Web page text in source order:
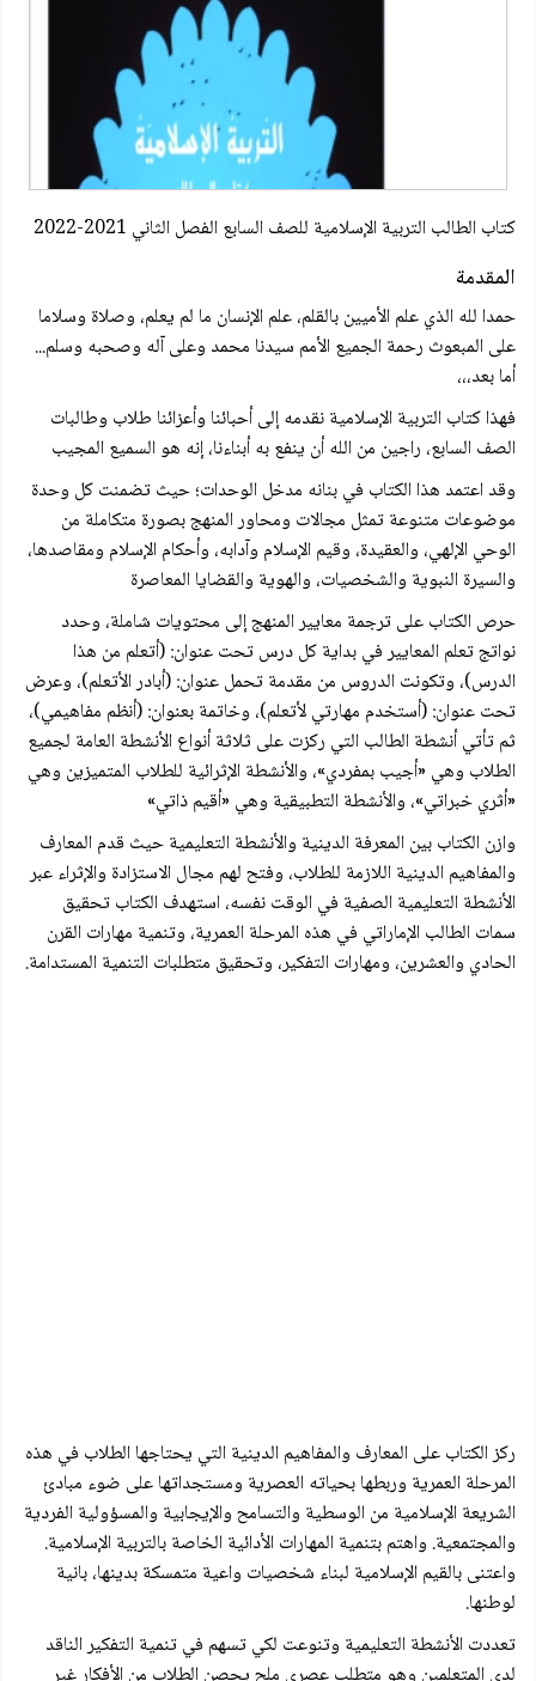
كتاب الطالب التربية الإسلامية للصف السابع الفصل الثاني 2021-2022
المقدمة
حمدا لله الذي علم الأميين بالقلم، علم الإنسان ما لم يعلم، وصلاة وسلاما
على المبعوث رحمة الجميع الأمم سيدنا محمد وعلى آله وصحبه وسلم...
أما بعد،،،
فهذا كتاب التربية الإسلامية نقدمه إلى أحبائنا وأعزائنا طلاب وطالبات
الصف السابع، راجين من الله أن ينفع به أبناءنا، إنه هو السميع المجيب
وقد اعتمد هذا الكتاب في بنانه مدخل الوحدات؛ حيث تضمنت كل وحدة
موضوعات متنوعة تمثل مجالات ومحاور المنهج بصورة متكاملة من
الوحي الإلهي، والعقيدة، وقيم الإسلام وآدابه، وأحكام الإسلام ومقاصدها،
والسيرة النبوية والشخصيات، والهوية والقضايا المعاصرة
حرص الكتاب على ترجمة معايير المنهج إلى محتویات شاملة، وحدد
نواتج تعلم المعايير في بداية كل درس تحت عنوان: (أتعلم من هذا
الدرس)، وتكونت الدروس من مقدمة تحمل عنوان: (أبادر الأتعلم)، وعرض
تحت عنوان: (أستخدم مهارتي لأتعلم)، وخاتمة بعنوان: (أنظم مفاهیمي)،
ثم تأتي أنشطة الطالب التي ركزت على ثلاثة أنواع الأنشطة العامة لجميع
الطلاب وهي «أجيب بمفردي»، والأنشطة الإثرائية للطلاب المتميزين وهي
«أثري خبراتي»، والأنشطة التطبيقية وهي «أقيم ذاتي»
وازن الكتاب بين المعرفة الدينية والأنشطة التعليمية حيث قدم المعارف
والمفاهيم الدينية اللازمة للطلاب، وفتح لهم مجال الاستزادة والإثراء عبر
الأنشطة التعليمية الصفية في الوقت نفسه، استهدف الكتاب تحقیق
سمات الطالب الإماراتي في هذه المرحلة العمرية، وتنمية مهارات القرن
الحادي والعشرين، ومهارات التفكير، وتحقيق متطلبات التنمية المستدامة.
ركز الكتاب على المعارف والمفاهيم الدينية التي يحتاجها الطلاب في هذه
المرحلة العمرية وربطها بحياته العصرية ومستجداتها على ضوء مبادئ
الشريعة الإسلامية من الوسطية والتسامح والإيجابية والمسؤولية الفردية
والمجتمعية. واهتم بتنمية المهارات الأدائية الخاصة بالتربية الإسلامية.
واعتنى بالقيم الإسلامية لبناء شخصيات واعية متمسكة بدينها، بانية
لوطنها.
تعددت الأنشطة التعليمية وتنوعت لكي تسهم في تنمية التفكير الناقد